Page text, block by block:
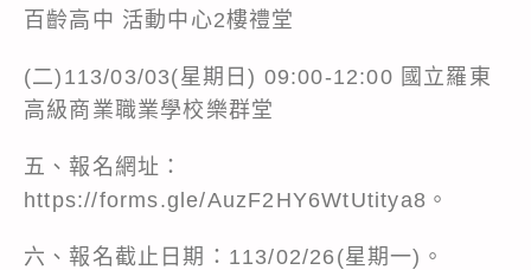
百齡高中 活動中心2樓禮堂
(二)113/03/03(星期日) 09:00-12:00 國立羅東
高級商業職業學校樂群堂
五、報名網址：
https://forms.gle/AuzF2HY6WtUtitya8 。
六、報名截止日期：113/02/26(星期一)。